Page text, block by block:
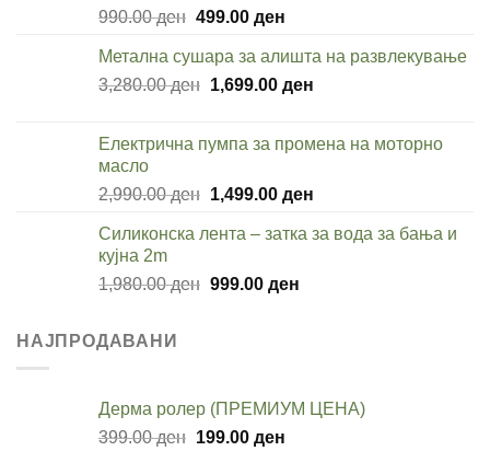
990.00ден Original
was:
990.00 ден.
499.00 денCurrent
is:
499.00 ден.
Метална сушара за алишта на развлекување
3,280.00ден Original
3,280.00 ден.
1,699.00 денCurrent
1,699.00 ден.
Електрична пумпа за промена на моторно
масло
2,990.00ден Original
was:
1,499.00 денCurrent
is:
Силиконска лента – затка за вода за бања и
кујна 2m
1,980.00ден Original
999.00 денCurrent
НАЈПРОДАВАНИ
Дерма ролер (ПРЕМИУМ ЦЕНА)
399.00ден Original
199.00 денCurrent